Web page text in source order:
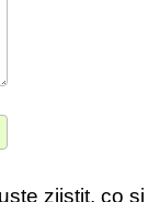
zjistit, co si